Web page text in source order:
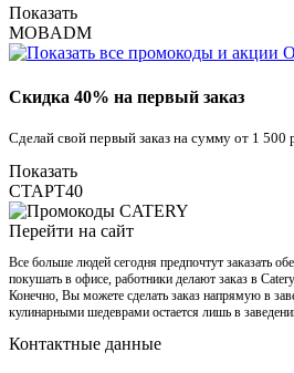
Показать
MOBADM
Скидка 40% на первый заказ
Сделай свой первый заказ на сумму от 1 500
Показать
СТАРТ40
Перейти на сайт
Все больше людей сегодня предпочтут заказать
покушать в офисе, работники делают заказ в
Конечно, Вы можете сделать заказ напрямую в
кулинарными шедеврами остается лишь в
Контактные данные